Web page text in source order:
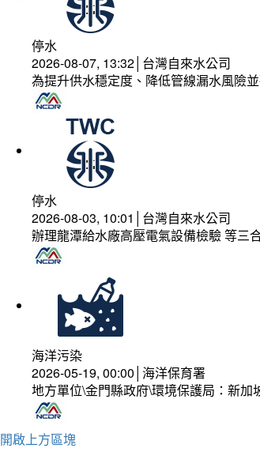
停水
2026-08-07, 13:32│台灣自來水公司
為提升供水穩定度、降低管線漏水風險
停水
2026-08-03, 10:01│台灣自來水公司
辦理龍潭給水廠高壓電氣設備檢驗 等三
海洋污染
2026-05-19, 00:00│海洋保育署
地方單位\金門縣政府\環境保護局：新
開啟上方區塊